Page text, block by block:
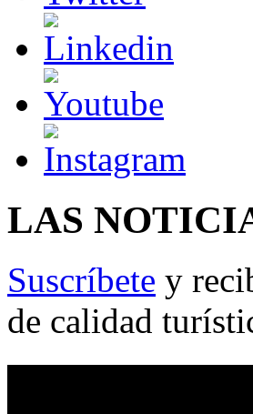
LAS
Suscríbete y
de calidad